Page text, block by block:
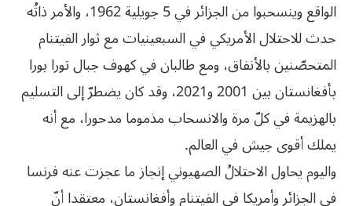
الواقع وينسحبوا من الجزائر في 5 جويلية 1962، والأمر ذاتُه
حدث للاحتلال الأمريكي في السبعينيات مع ثوار الفيتنام
المتحصّنين بالأنفاق، ومع طالبان في كهوف جبال تورا بورا
بأفغانستان بين 2001 و2021، وقد كان يضطرّ إلى التسليم
بالهزيمة في كلّ مرة والانسحاب مذموما مدحورا، مع أنه
يملك أقوى جيش في العالم.
واليوم يحاول الاحتلالُ الصهيوني إنجاز ما عجزت عنه فرنسا
في الجزائر وأمريكا في الفيتنام وأفغانستان، معتقدا أنّ